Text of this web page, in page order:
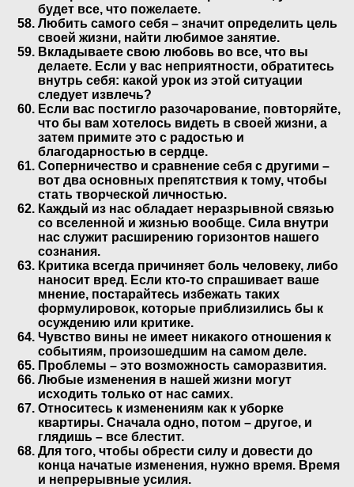
будет все, что пожелаете.
Любить самого себя – значит определить цель
своей жизни, найти любимое занятие.
Вкладываете свою любовь во все, что вы
делаете. Если у вас неприятности, обратитесь
внутрь себя: какой урок из этой ситуации
следует извлечь?
Если вас постигло разочарование, повторяйте,
что бы вам хотелось видеть в своей жизни, а
затем примите это с радостью и
благодарностью в сердце.
Соперничество и сравнение себя с другими –
вот два основных препятствия к тому, чтобы
стать творческой личностью.
Каждый из нас обладает неразрывной связью
со вселенной и жизнью вообще. Сила внутри
нас служит расширению горизонтов нашего
сознания.
Критика всегда причиняет боль человеку, либо
наносит вред. Если кто-то спрашивает ваше
мнение, постарайтесь избежать таких
формулировок, которые приблизились бы к
осуждению или критике.
Чувство вины не имеет никакого отношения к
событиям, произошедшим на самом деле.
Проблемы – это возможность саморазвития.
Любые изменения в нашей жизни могут
исходить только от нас самих.
Относитесь к изменениям как к уборке
квартиры. Сначала одно, потом – другое, и
глядишь – все блестит.
Для того, чтобы обрести силу и довести до
конца начатые изменения, нужно время. Время
и непрерывные усилия.